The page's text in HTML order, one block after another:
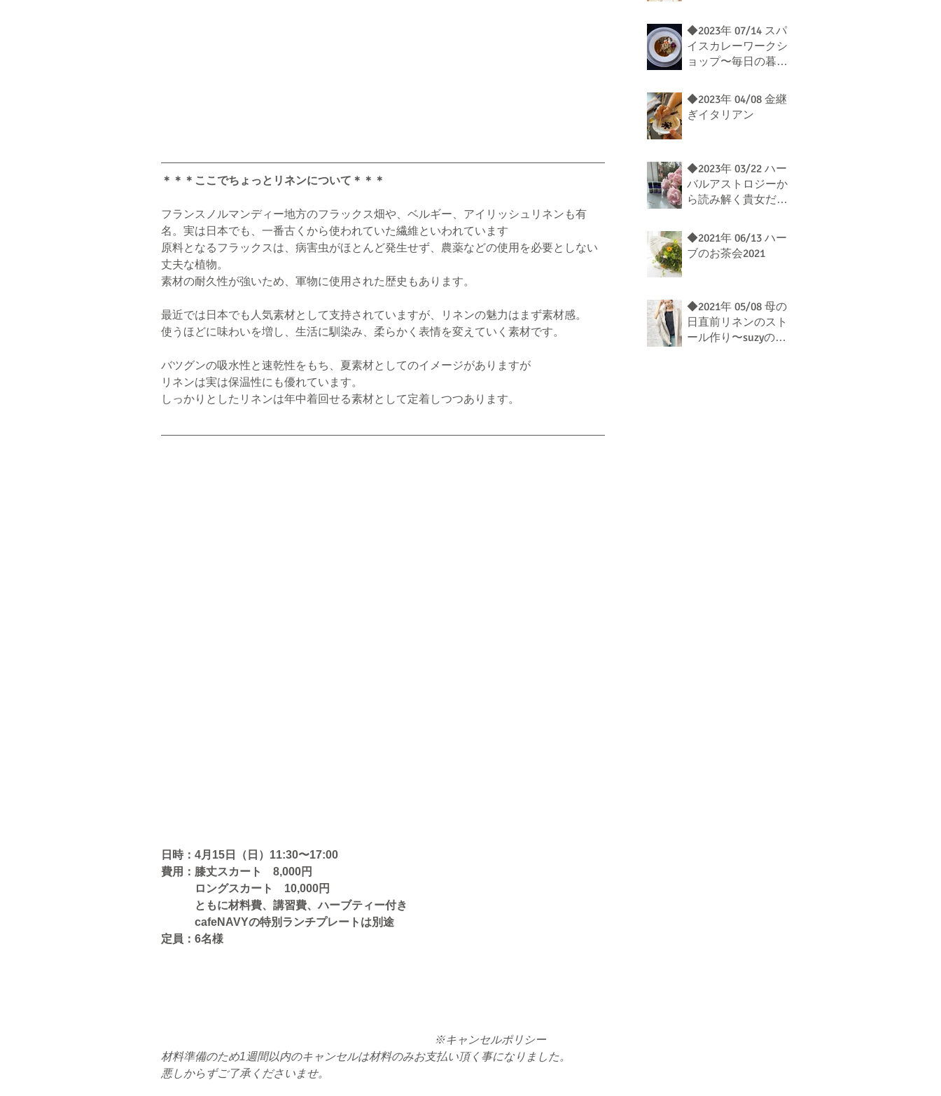
＊＊＊ここでちょっとリネンについて＊＊＊
フランスノルマンディー地方のフラックス畑や、ベルギー、アイリッシュリネンも有
名。実は日本でも、一番古くから使われていた繊維といわれています
原料となるフラックスは、病害虫がほとんど発生せず、農薬などの使用を必要としない
丈夫な植物。
素材の耐久性が強いため、軍物に使用された歴史もあります。
最近では日本でも人気素材として支持されていますが、リネンの魅力はまず素材感。
使うほどに味わいを増し、生活に馴染み、柔らかく表情を変えていく素材です。
バツグンの吸水性と速乾性をもち、夏素材としてのイメージがありますが
リネンは実は保温性にも優れています。
しっかりとしたリネンは年中着回せる素材として定着しつつあります。
日時：4月15日（日）11:30〜17:00
費用：膝丈スカート　8,000円
ロングスカート　10,000円
ともに材料費、講習費、ハーブティー付き
cafeNAVYの特別ランチプレートは別途
定員：6名様
※キャンセルポリシー
材料準備のため1週間以内のキャンセルは材料のみお支払い頂く事になりました。
悪しからずご了承くださいませ。
◆2023年 07/14 スパ
イスカレーワークシ
ョップ〜毎日の暮ら
センスを〜
◆2023年 04/08 金継
ぎイタリアン
◆2023年 03/22 ハー
バルアストロジーか
ら読み解く貴女だけ
◆2021年 06/13 ハー
ブのお茶会2021
◆2021年 05/08 母の
日直前リネンのスト
ール作り〜suzyの花